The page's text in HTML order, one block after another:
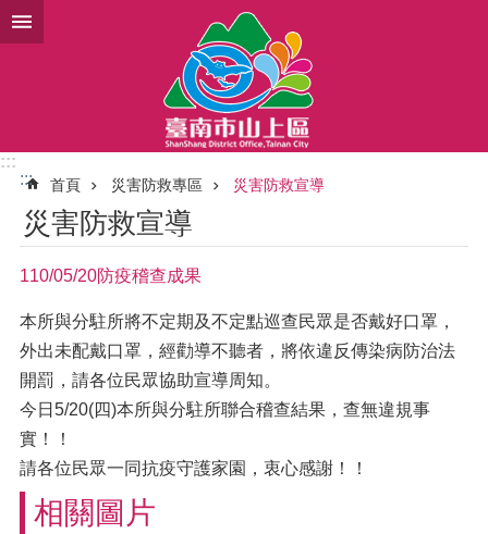
跳到主要內容區塊
:::
:::
首頁 災害防救專區 災害防救宣導
災害防救宣導
110/05/20防疫稽查成果
本所與分駐所將不定期及不定點巡查民眾是否戴好口罩，
外出未配戴口罩，經勸導不聽者，將依違反傳染病防治法
開罰，請各位民眾協助宣導周知。
今日5/20(四)本所與分駐所聯合稽查結果，查無違規事
實！！
請各位民眾一同抗疫守護家園，衷心感謝！！
相關圖片